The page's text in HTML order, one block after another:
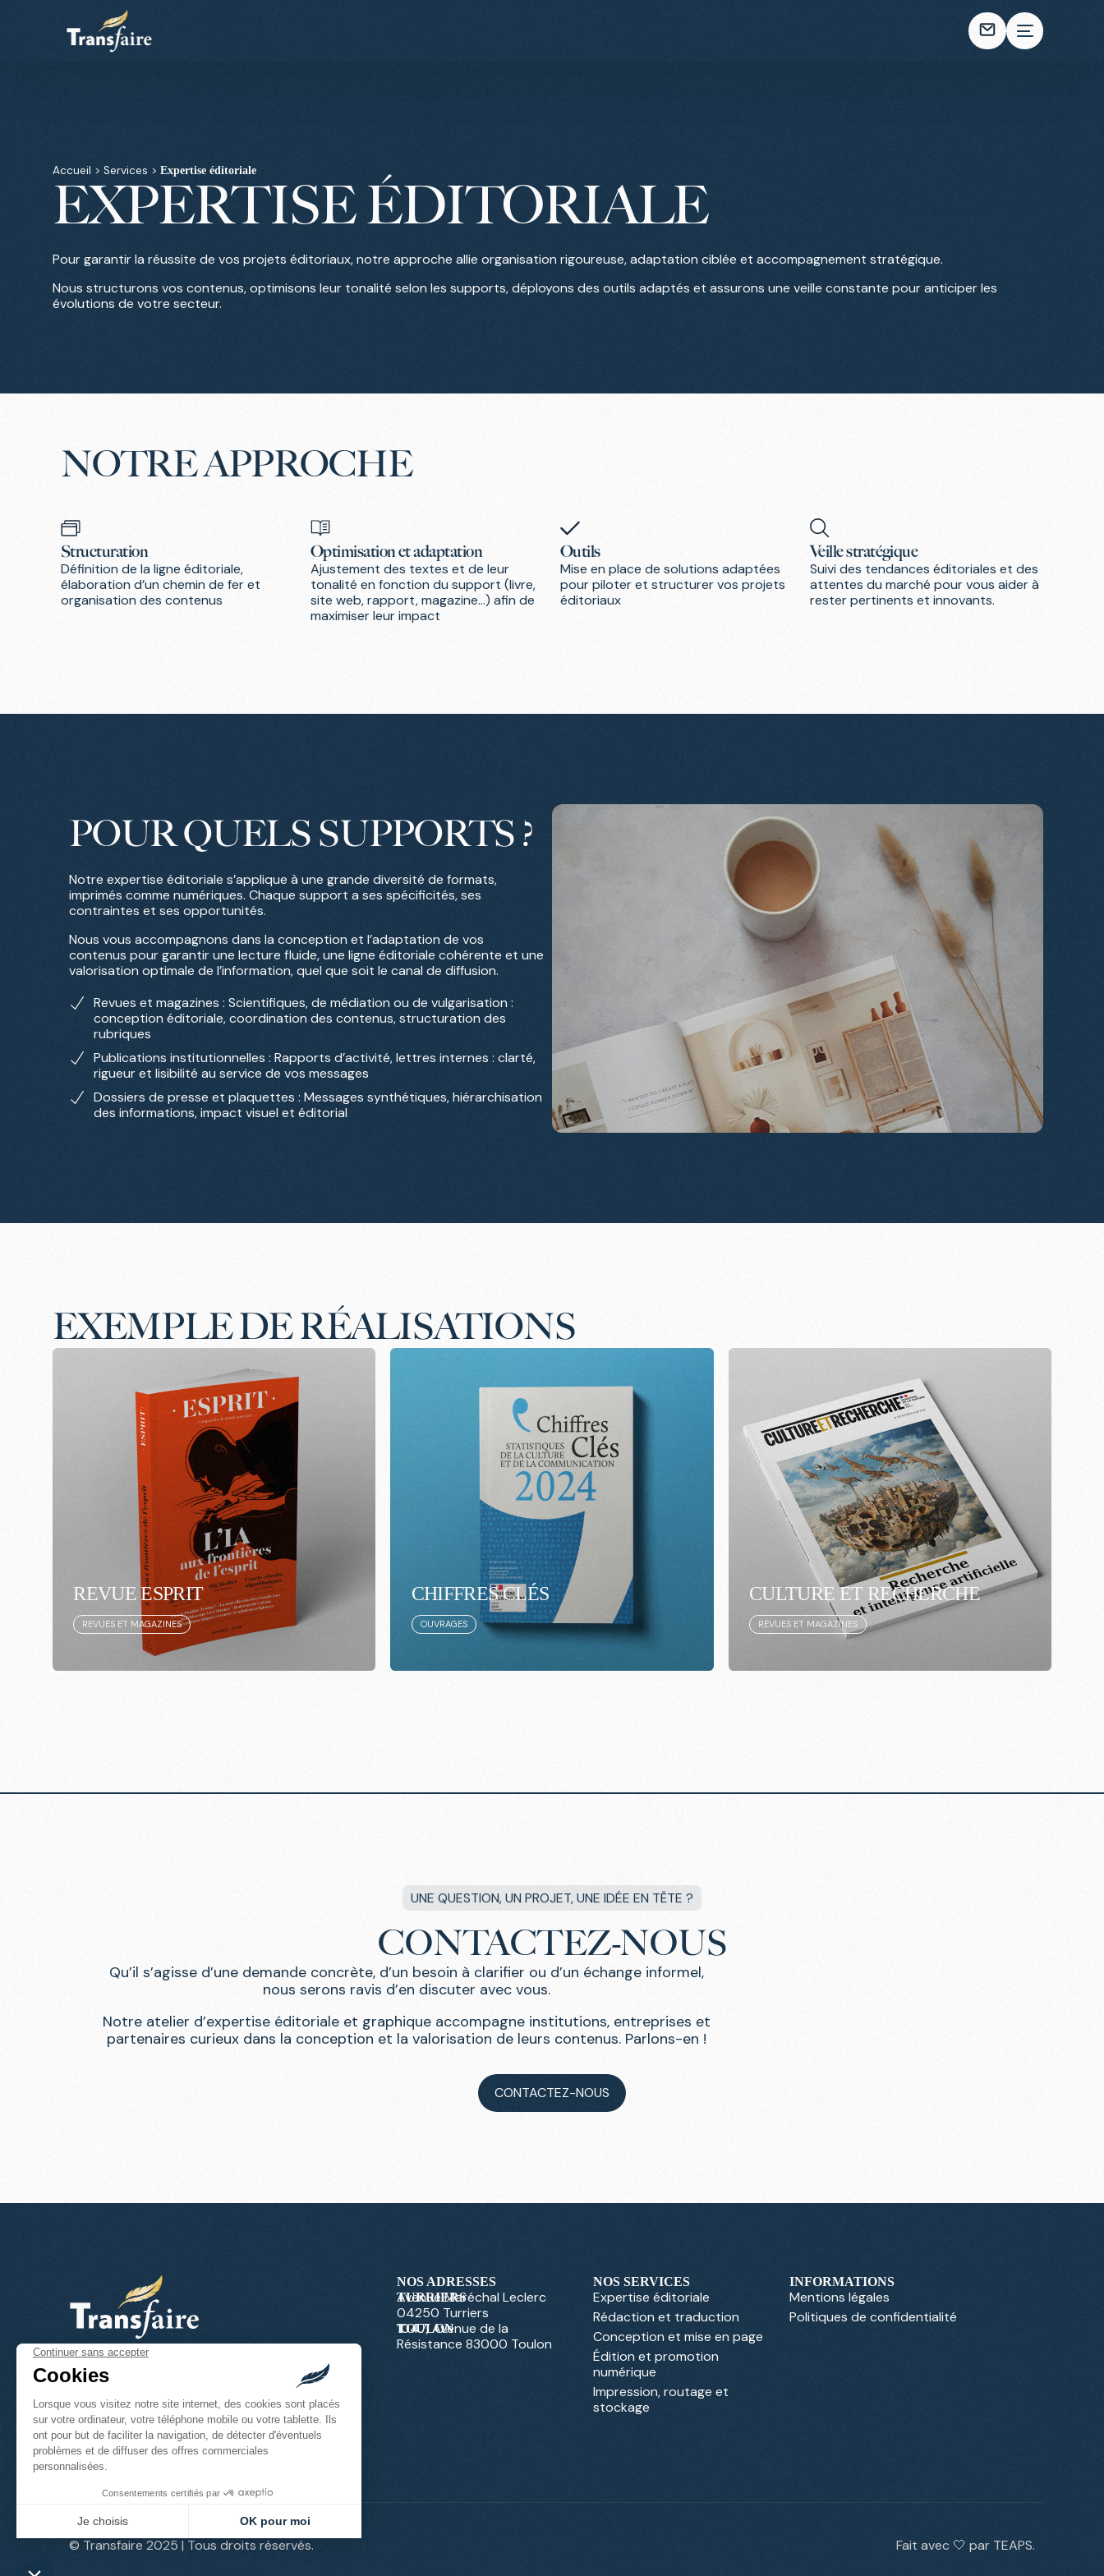
Accueil > Services > Expertise éditoriale
EXPERTISEÉDITORIALE
Pour garantir la réussite de vos projets éditoriaux, notre approche allie organisation rigoureuse, adaptation ciblée et accompagnement stratégique.
Nous structurons vos contenus, optimisons leur tonalité selon les supports, déployons des outils adaptés et assurons une veille constante pour anticiper les
évolutions de votre secteur.
NOTREAPPROCHE
Structuration
Définition de la ligne éditoriale,
élaboration d’un chemin de fer et
organisation des contenus
Optimisation et adaptation
Ajustement des textes et de leur
tonalité en fonction du support (livre,
site web, rapport, magazine…) afin de
maximiser leur impact
Outils
Mise en place de solutions adaptées
pour piloter et structurer vos projets
éditoriaux
Veille stratégique
Suivi des tendances éditoriales et des
attentes du marché pour vous aider à
rester pertinents et innovants.
POUR QUELS SUPPORTS ?
Notre expertise éditoriale s’applique à une grande diversité de formats,
imprimés comme numériques. Chaque support a ses spécificités, ses
contraintes et ses opportunités.
Nous vous accompagnons dans la conception et l’adaptation de vos
contenus pour garantir une lecture fluide, une ligne éditoriale cohérente et une
valorisation optimale de l’information, quel que soit le canal de diffusion.
Revues et magazines : Scientifiques, de médiation ou de vulgarisation :
conception éditoriale, coordination des contenus, structuration des
rubriques
Publications institutionnelles : Rapports d’activité, lettres internes : clarté,
rigueur et lisibilité au service de vos messages
Dossiers de presse et plaquettes : Messages synthétiques, hiérarchisation
des informations, impact visuel et éditorial
EXEMPLE DE RÉALISATIONS
REVUE ESPRIT
REVUES ET MAGAZINES
CHIFFRES CLÉS
OUVRAGES
CULTURE ET RECHERCHE
REVUES ET MAGAZINES
UNE QUESTION, UN PROJET, UNE IDÉE EN TÊTE ?
CONTACTEZ-NOUS
Qu’il s’agisse d’une demande concrète, d’un besoin à clarifier ou d’un échange informel,
nous serons ravis d’en discuter avec vous.
Notre atelier d’expertise éditoriale et graphique accompagne institutions, entreprises et
partenaires curieux dans la conception et la valorisation de leurs contenus. Parlons-en !
CONTACTEZ-NOUS
Atelier d’expertise éditoriale et graphique
SUIVEZ-NOUS
NOS ADRESSES
TURRIERS
Avenue Maréchal Leclerc
04250 Turriers
TOULON
1047, Avenue de la
Résistance 83000 Toulon
NOS SERVICES
Expertise éditoriale
Rédaction et traduction
Conception et mise en page
Édition et promotion
numérique
Impression, routage et
stockage
INFORMATIONS
Mentions légales
Politiques de confidentialité
© Transfaire 2025 | Tous droits réservés. Fait avec 🤍 par TEAPS.
Suivez-nous